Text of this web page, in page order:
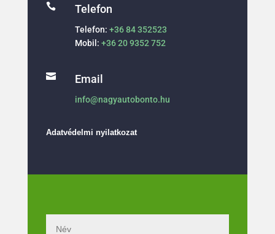
 Telefon
Telefon: +36 84 352523
Mobil: +36 20 9352 752
 Email
info@nagyautobonto.hu
Adatvédelmi nyilatkozat